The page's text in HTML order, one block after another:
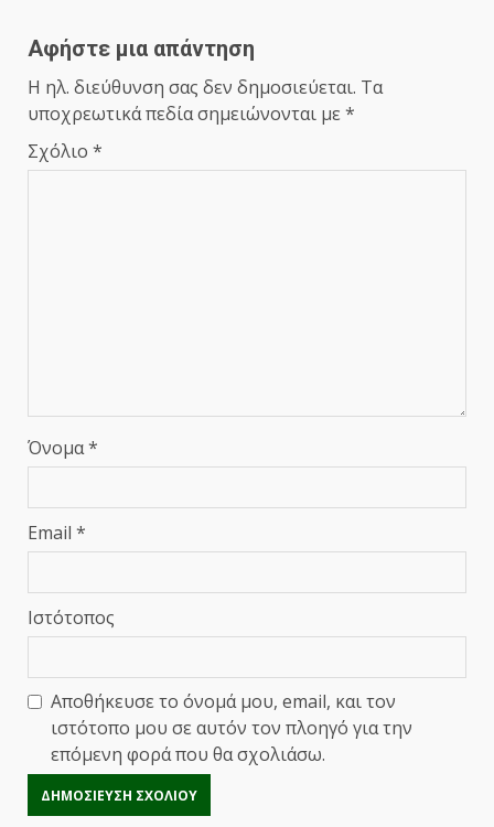
Αφήστε μια απάντηση
Η ηλ. διεύθυνση σας δεν δημοσιεύεται. Τα
υποχρεωτικά πεδία σημειώνονται με *
Σχόλιο *
Όνομα*
Email *
Ιστότοπος
Αποθήκευσε το όνομά μου, email, και τον
ιστότοπο μου σε αυτόν τον πλοηγό για την
επόμενη φορά που θα σχολιάσω.